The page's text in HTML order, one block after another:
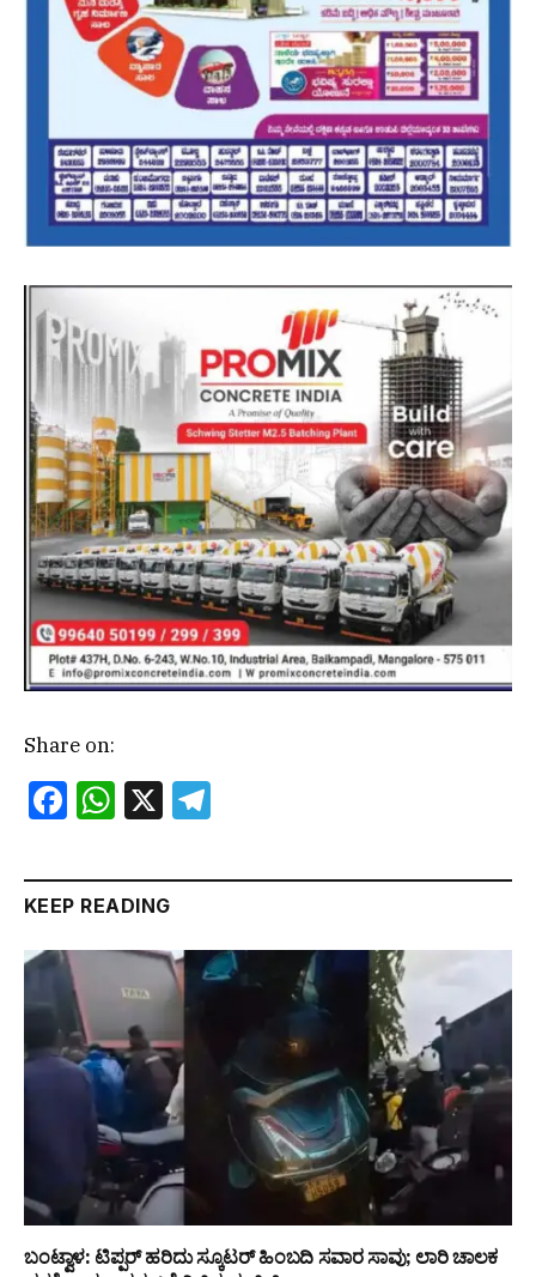
Share on:
Facebook
WhatsApp
X
KEEP READING
ಬಂಟ್ವಾಳ: ಟಿಪ್ಪರ್ ಹರಿದು ಸ್ಕೂಟರ್ ಹಿಂಬದಿ ಸವಾರ ಸಾವು; ಲಾರಿ ಚಾಲಕ